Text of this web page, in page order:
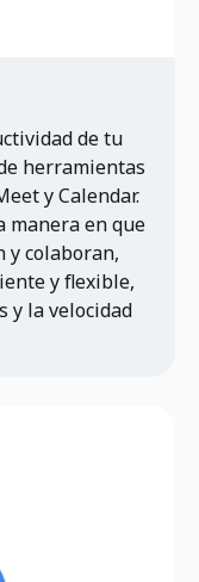
de tu
herramientas
y Calendar.
manera en que
y colaboran,
y flexible,
y la velocidad